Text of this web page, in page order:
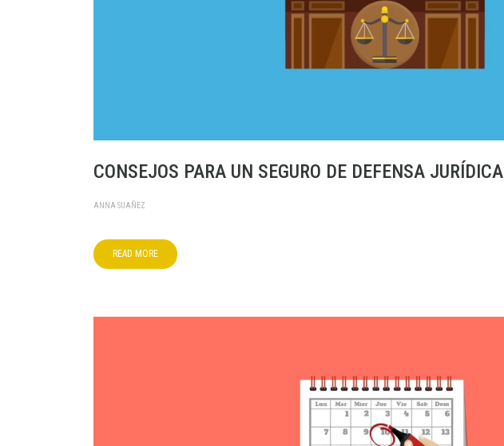
CONSEJOS PARA UN SEGURO DE DEFENSA JURÍDICA
ANNA SUAÑEZ
READ MORE